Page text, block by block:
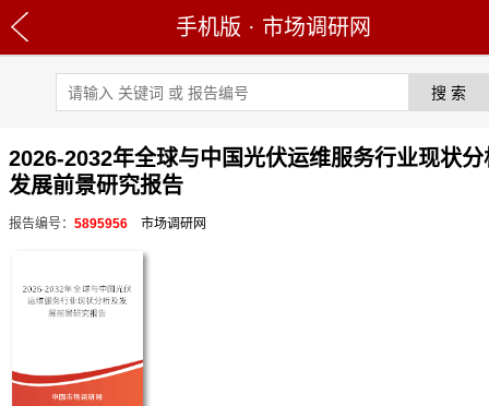
手机版 · 市场调研网
2026-2032年全球与中国光伏运维服务行业现状分
发展前景研究报告
报告编号： 5895956 市场调研网